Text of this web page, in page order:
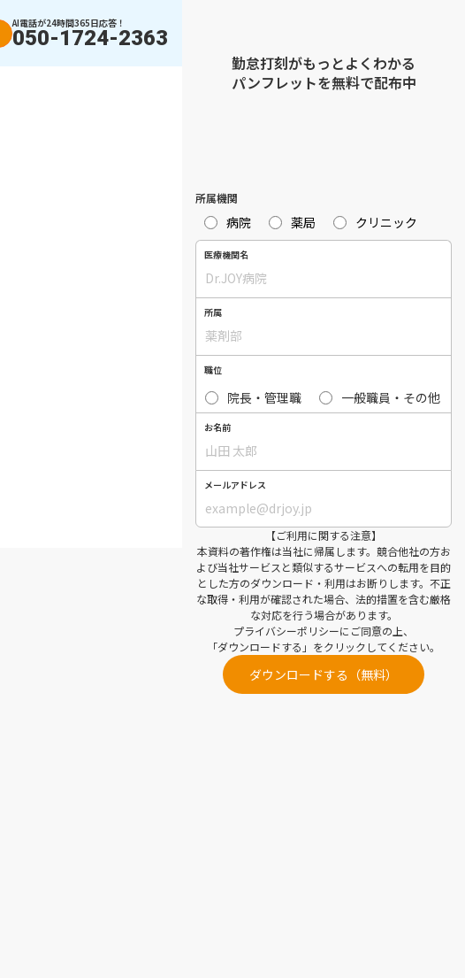
AI電話が24時間365日応答！
050-1724-2363
勤怠打刻がもっとよくわかる
パンフレットを無料で配布中
所属機関
病院 薬局 クリニック
医療機関名
所属
職位
院長・管理職 一般職員・その他
お名前
メールアドレス
【ご利用に関する注意】
本資料の著作権は当社に帰属します。競合他社の方お
よび当社サービスと類似するサービスへの転用を目的
とした方のダウンロード・利用はお断りします。不正
な取得・利用が確認された場合、法的措置を含む厳格
な対応を行う場合があります。
プライバシーポリシーにご同意の上、
「ダウンロードする」をクリックしてください。
ダウンロードする（無料）